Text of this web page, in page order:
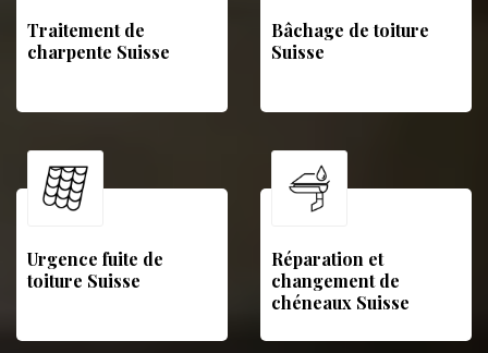
Traitement de
charpente Suisse
Bâchage de toiture
Suisse
Urgence fuite de
toiture Suisse
Réparation et
changement de
chéneaux Suisse